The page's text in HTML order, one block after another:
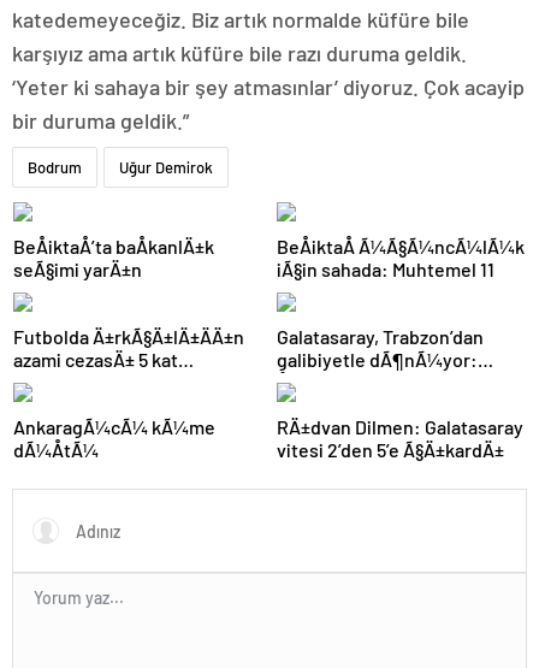
katedemeyeceğiz. Biz artık normalde küfüre bile
karşıyız ama artık küfüre bile razı duruma geldik.
‘Yeter ki sahaya bir şey atmasınlar’ diyoruz. Çok acayip
bir duruma geldik.”
Bodrum Uğur Demirok
BeÅiktaÅ’ta baÅkanlÄ±k
seÃ§imi yarÄ±n
BeÅiktaÅ Ã¼Ã§Ã¼ncÃ¼lÃ¼k
iÃ§in sahada: Muhtemel 11
Futbolda Ä±rkÃ§Ä±lÄ±ÄÄ±n
azami cezasÄ± 5 kat
arttÄ±rÄ±ldÄ±
Galatasaray, Trabzon’dan
galibiyetle dÃ¶nÃ¼yor:
ÅampiyonluÄa 1 puan kaldÄ±!
AnkaragÃ¼cÃ¼ kÃ¼me
dÃ¼ÅtÃ¼
RÄ±dvan Dilmen: Galatasaray
vitesi 2’den 5’e Ã§Ä±kardÄ±